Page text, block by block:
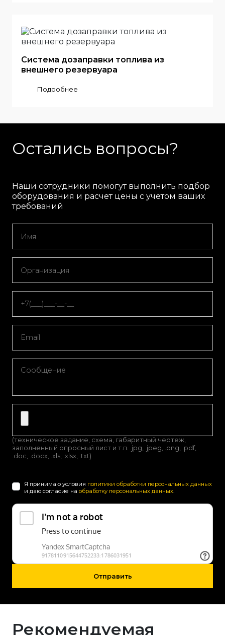
Система дозаправки топлива из
внешнего резервуара
Подробнее
Остались вопросы?
Наши сотрудники помогут выполнить подбор
оборудования и расчет цены с учетом ваших
требований
(техническое задание, схема, габаритный чертеж,
заполненный опросный лист и т.п. .jpg, .jpeg, .png, .pdf,
.doc, .docx, .xls, .xlsx, .txt)
Я принимаю условия политики обработки персональных данных
и даю согласие на обработку персональных данных.
Отправить
Рекомендуемая